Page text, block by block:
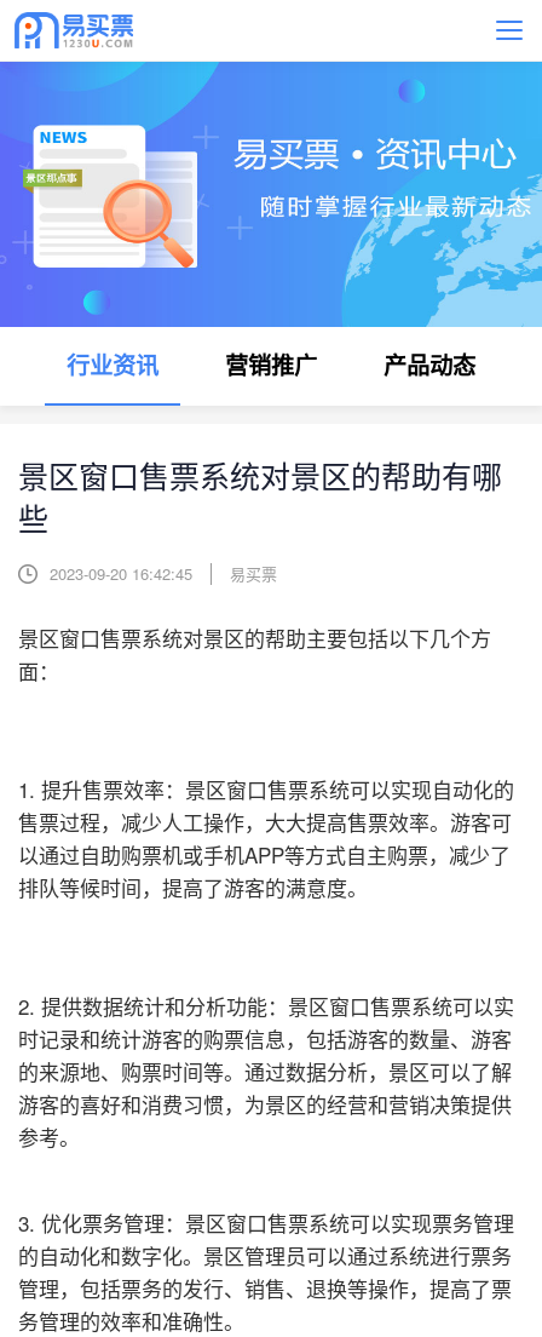
行业资讯 营销推广 产品动态
景区窗口售票系统对景区的帮助有哪
些
2023-09-20 16:42:45 易买票
景区窗口售票系统对景区的帮助主要包括以下几个方
面：
1. 提升售票效率：景区窗口售票系统可以实现自动化的
售票过程，减少人工操作，大大提高售票效率。游客可
以通过自助购票机或手机APP等方式自主购票，减少了
排队等候时间，提高了游客的满意度。
2. 提供数据统计和分析功能：景区窗口售票系统可以实
时记录和统计游客的购票信息，包括游客的数量、游客
的来源地、购票时间等。通过数据分析，景区可以了解
游客的喜好和消费习惯，为景区的经营和营销决策提供
参考。
3. 优化票务管理：景区窗口售票系统可以实现票务管理
的自动化和数字化。景区管理员可以通过系统进行票务
管理，包括票务的发行、销售、退换等操作，提高了票
务管理的效率和准确性。